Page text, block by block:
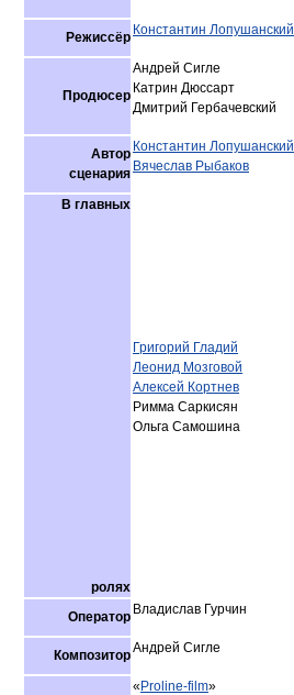
Режиссёр Константин Лопушанский
Продюсер
Андрей Сигле
Катрин Дюссарт
Дмитрий Гербачевский
Автор
сценария
Константин Лопушанский
Вячеслав Рыбаков
В главных
ролях
Григорий Гладий
Леонид Мозговой
Алексей Кортнев
Римма Саркисян
Ольга Самошина
Оператор Владислав Гурчин
КомпозиторАндрей Сигле
« Proline-film»